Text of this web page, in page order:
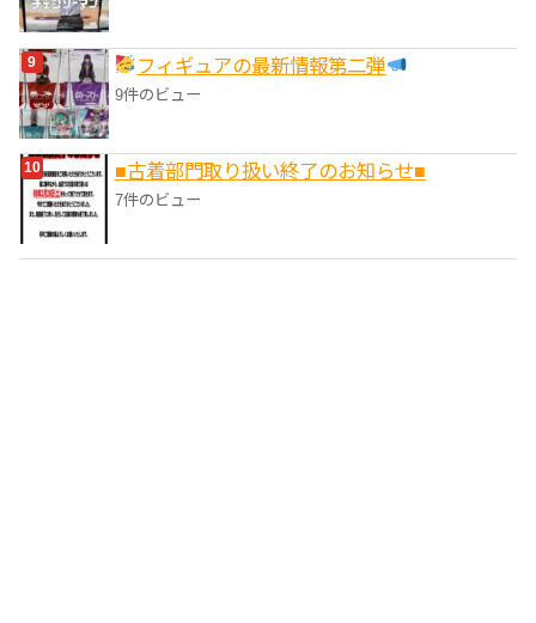
フィギュアの最新情報第二弾
9件のビュー
■‎古着部門取り扱い終了のお知らせ■
7件のビュー